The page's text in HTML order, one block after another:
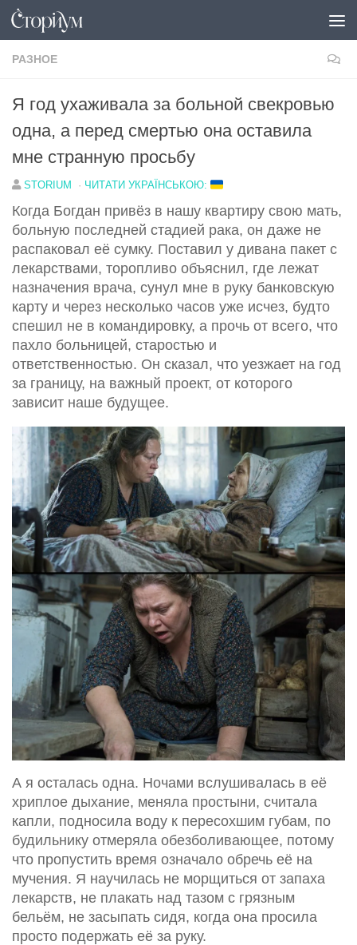
Под записью
РАЗНОЕ
Я год ухаживала за больной свекровью
одна, а перед смертью она оставила
мне странную просьбу
STORIUM · ЧИТАТИ УКРАЇНСЬКОЮ:
Когда Богдан привёз в нашу квартиру свою мать,
больную последней стадией рака, он даже не
распаковал её сумку. Поставил у дивана пакет с
лекарствами, торопливо объяснил, где лежат
назначения врача, сунул мне в руку банковскую
карту и через несколько часов уже исчез, будто
спешил не в командировку, а прочь от всего, что
пахло больницей, старостью и
ответственностью. Он сказал, что уезжает на год
за границу, на важный проект, от которого
зависит наше будущее.
А я осталась одна. Ночами вслушивалась в её
хриплое дыхание, меняла простыни, считала
капли, подносила воду к пересохшим губам, по
будильнику отмеряла обезболивающее, потому
что пропустить время означало обречь её на
мучения. Я научилась не морщиться от запаха
лекарств, не плакать над тазом с грязным
бельём, не засыпать сидя, когда она просила
просто подержать её за руку.